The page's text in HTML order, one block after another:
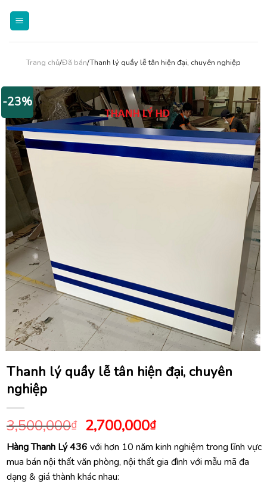
Trang chủ/Đã bán/Thanh lý quầy lễ tân hiện đại, chuyên nghiệp
-23%
Thanh lý quầy lễ tân hiện đại, chuyên
nghiệp
3,500,000₫ Giá
gốc
là:
3,500,000₫.
2,700,000₫Giá
hiện
tại
là:
Hàng Thanh Lý 436 với hơn 10 năm kinh nghiệm trong lĩnh vực
mua bán nội thất văn phòng, nội thất gia đình với mẫu mã đa
dạng & giá thành khác nhau: